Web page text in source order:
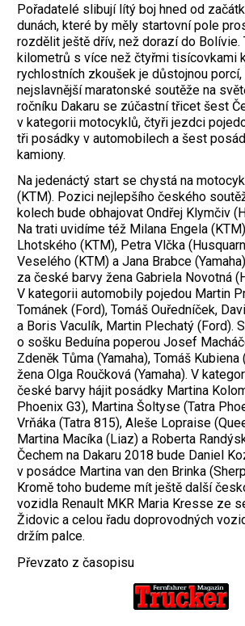
Pořadatelé slibují lítý boj hned od
dunách, které by měly startovní pole
rozdělit ještě dřív, než dorazí do Bolívie.
kilometrů s více než čtyřmi tisícovkami
rychlostních zkoušek je důstojnou porcí,
nejslavnější maratonské soutěže na
ročníku Dakaru se zúčastní třicet šest
v kategorii motocyklů, čtyři jezdci
tři posádky v automobilech a šest
kamiony.
Na jedenáctý start se chystá na
(KTM). Pozici nejlepšího českého
kolech bude obhajovat Ondřej Klymčiv
Na trati uvidíme též Milana Engela
Lhotského (KTM), Petra Vlčka
Veselého (KTM) a Jana Brabce
za české barvy žena Gabriela Novotná
V kategorii automobily pojedou Martin
Tománek (Ford), Tomáš Ouředníček,
a Boris Vaculík, Martin Plechatý (Ford).
o sošku Beduína poperou Josef
Zdeněk Tůma (Yamaha), Tomáš
žena Olga Roučková (Yamaha). V
české barvy hájit posádky Martina
Phoenix G3), Martina Šoltyse (Tatra
Vrňáka (Tatra 815), Aleše Lopraise
Martina Macíka (Liaz) a Roberta
Čechem na Dakaru 2018 bude Daniel
v posádce Martina van den Brinka
Kromě toho budeme mít ještě další
vozidla Renault MKR Maria Kresse ze
Židovic a celou řadu doprovodných
držím palce.
Převzato z časopisu